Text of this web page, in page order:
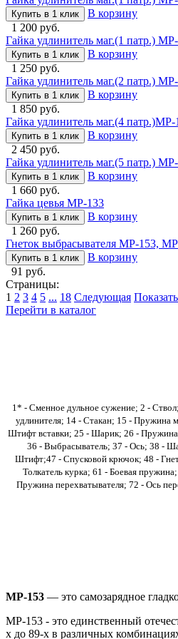
Купить в 1 клик
В корзину
1 200 руб.
Гайка удлинитель маг.(1 патр.)
Купить в 1 клик
В корзину
1 250 руб.
Гайка удлинитель маг.(2 патр.)
Купить в 1 клик
В корзину
1 850 руб.
Гайка удлинитель маг.(4 патр.)МР-
Купить в 1 клик
В корзину
2 450 руб.
Гайка удлинитель маг.(5 патр.)
Купить в 1 клик
В корзину
1 660 руб.
Гайка цевья МР-133
Купить в 1 клик
В корзину
1 260 руб.
Гнеток выбрасывателя МР-153,
Купить в 1 клик
В корзину
91 руб.
Страницы:
1 2 3 4 5 ... 18 Следующая
Перейти в каталог
1* - Сменное дульное сужение; 2 -
удлинителя; 14 - Стакан; 15 - Пружина
Штифт вставки; 25 - Шарик; 26 - Пружина
36 - Выбрасыватель; 37 - Ось; 38 -
Штифт;47 - Спусковой крючок; 48 -
Толкатель курка; 61 - Боевая
Пружина перехватывателя; 72 - Ось
MP-153 — это самозарядное
МР-153 - это единственный
х до 89-х в различных